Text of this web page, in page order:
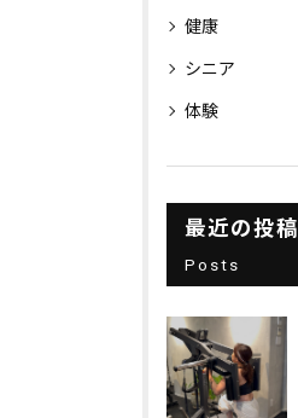
健康
シニア
体験
最近の投稿
Posts